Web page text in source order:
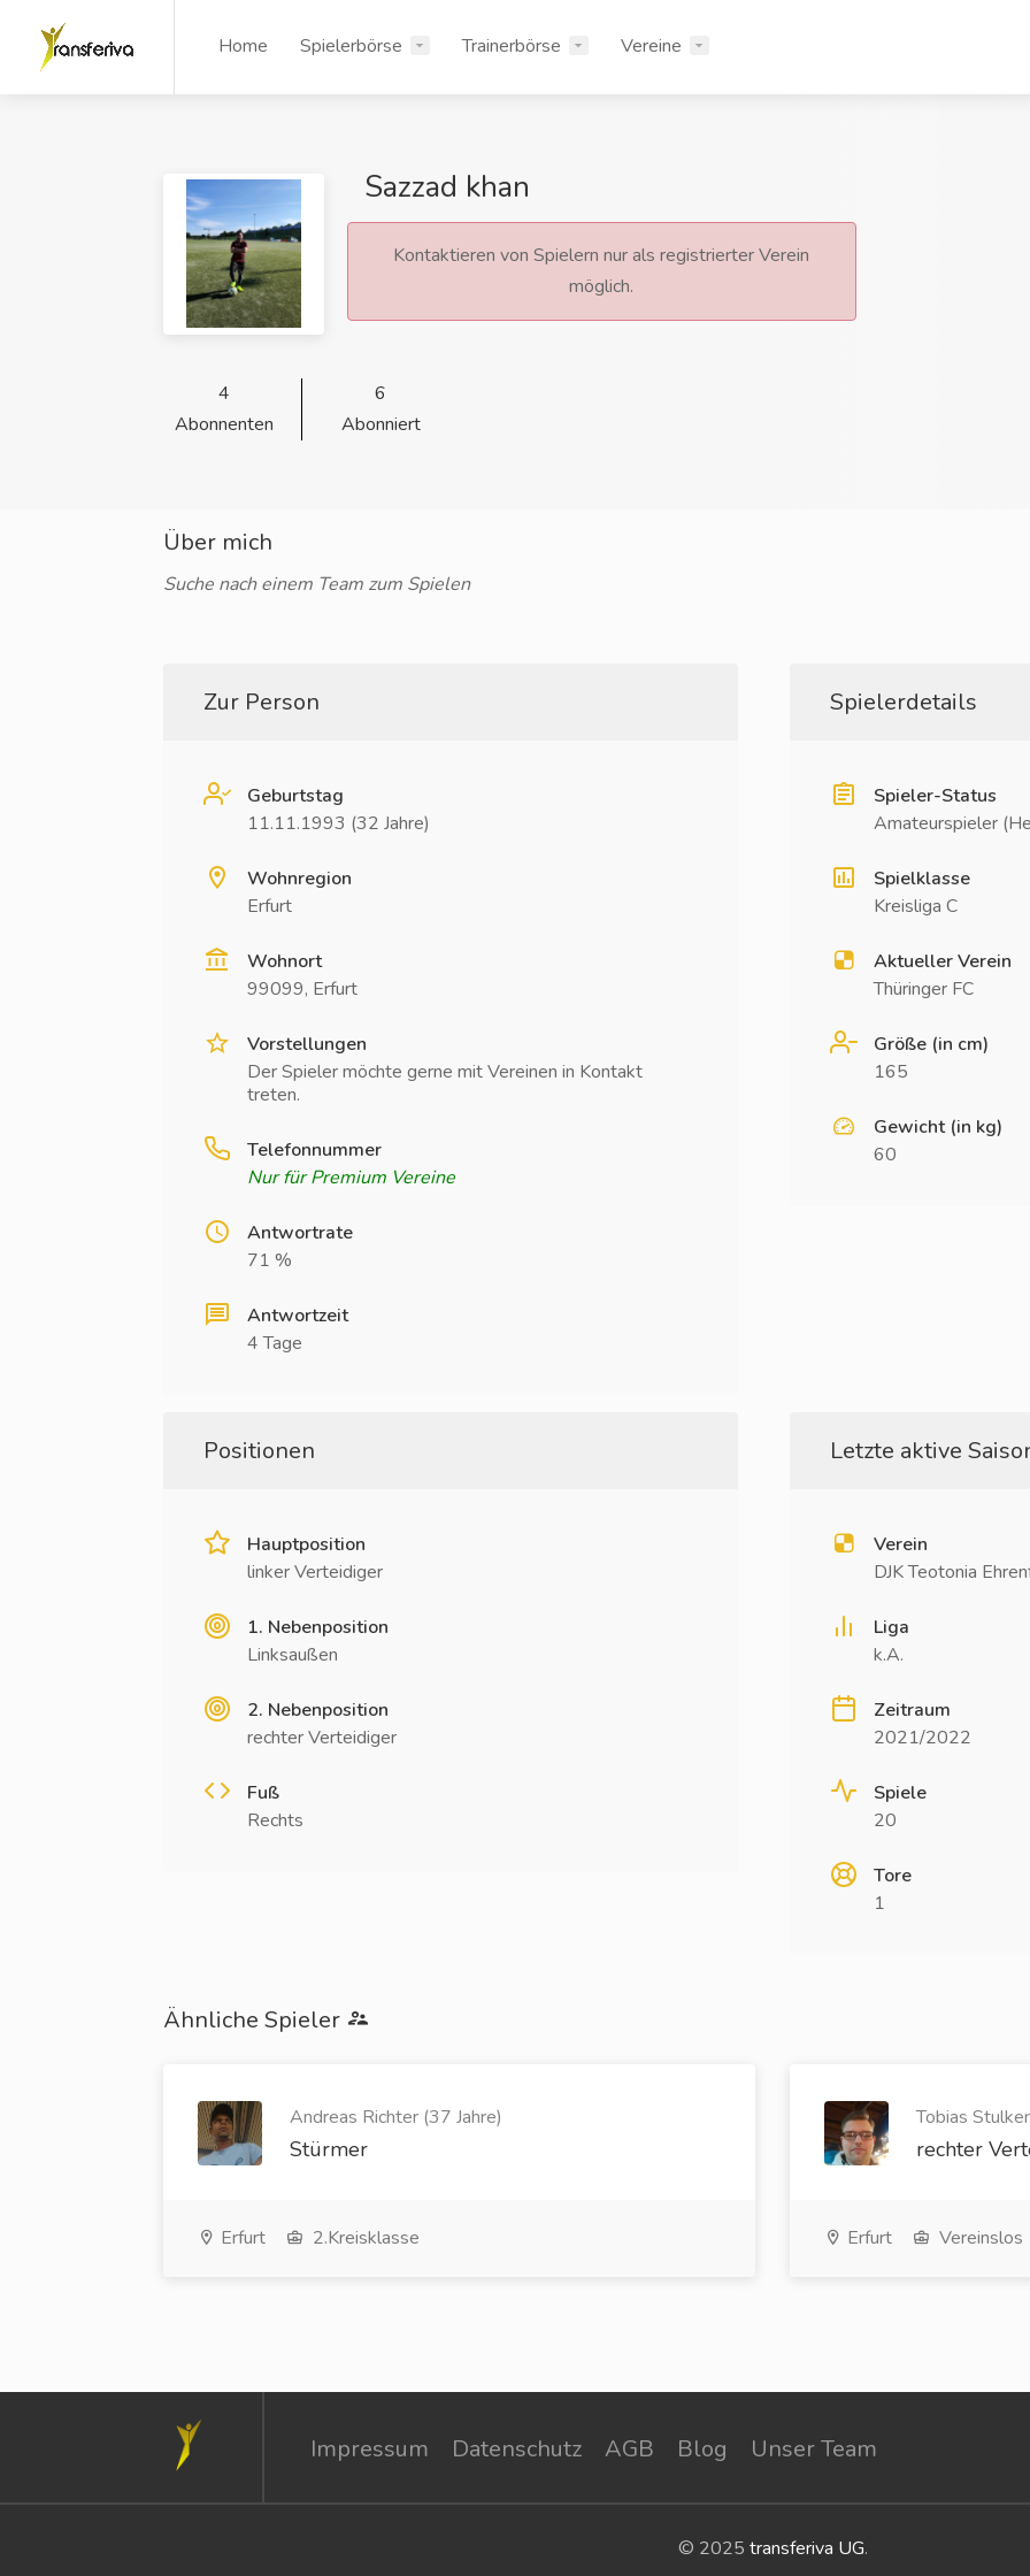
Home Spielerbörse Trainerbörse Vereine
Sazzad khan
Kontaktieren von Spielern nur als registrierter Verein
möglich.
4
Abonnenten
6
Abonniert
Über mich
Suche nach einem Team zum Spielen
Zur Person
Geburtstag
11.11.1993 (32 Jahre)
Wohnregion
Erfurt
Wohnort
99099, Erfurt
Vorstellungen
Der Spieler möchte gerne mit Vereinen in Kontakt
treten.
Telefonnummer
Nur für Premium Vereine
Antwortrate
71 %
Antwortzeit
4 Tage
Spielerdetails
Spieler-Status
Amateurspieler
Spielklasse
Kreisliga C
Aktueller Verein
Thüringer FC
Größe (in cm)
165
Gewicht (in kg)
60
Positionen
Hauptposition
linker Verteidiger
1. Nebenposition
Linksaußen
2. Nebenposition
rechter Verteidiger
Fuß
Rechts
Letzte aktive
Verein
DJK Teotonia
Liga
k.A.
Zeitraum
2021/2022
Spiele
20
Tore
1
Ähnliche Spieler
Andreas Richter (37 Jahre)
Stürmer
Erfurt 2.Kreisklasse
Tobias
rechter
Erfurt Vereinslos
Impressum Datenschutz AGB Blog Unser Team
© 2025 transferiva UG.